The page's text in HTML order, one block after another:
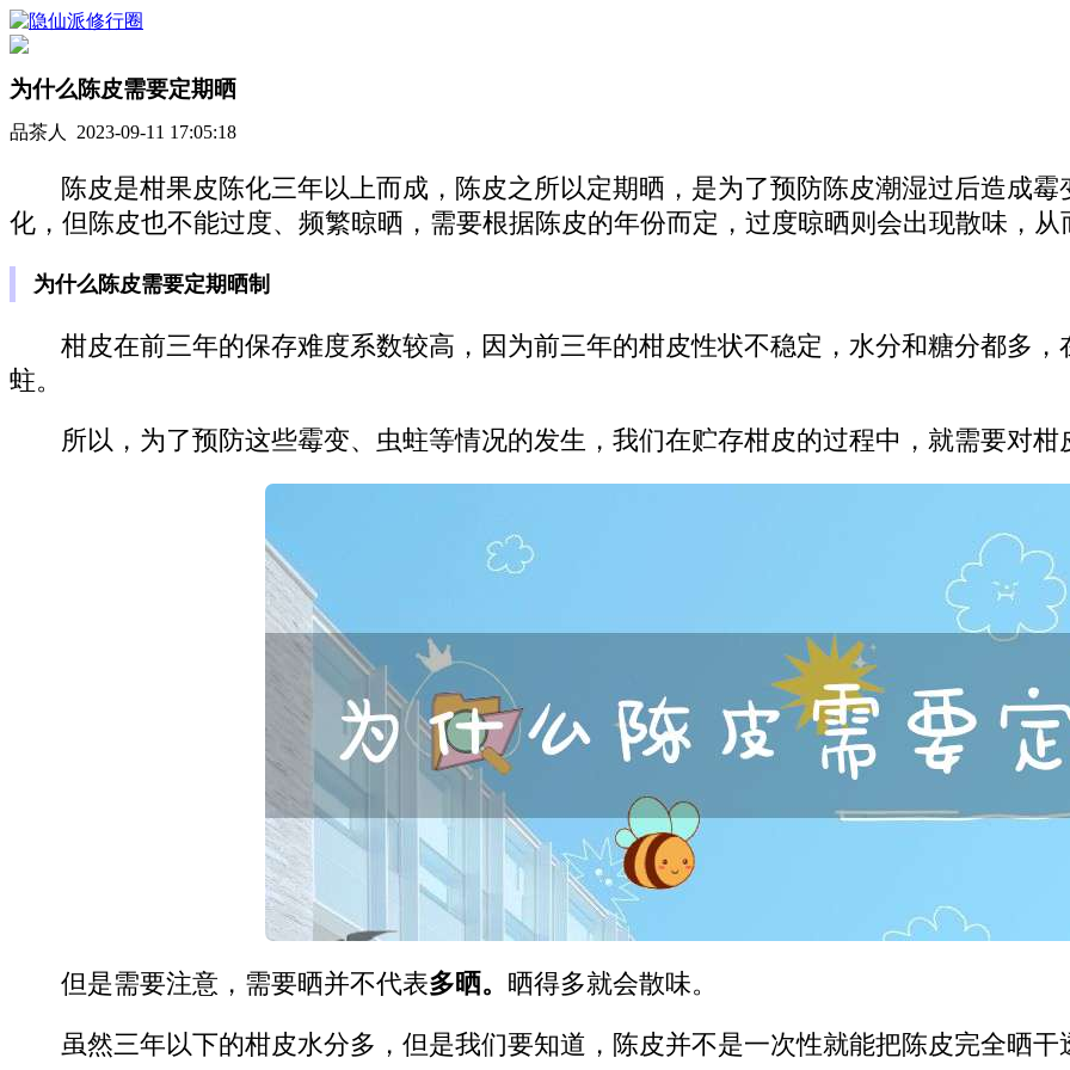
为什么陈皮需要定期晒
品茶人 2023-09-11 17:05:18
陈皮是柑果皮陈化三年以上而成，陈皮之所以定期晒，是为了预防陈皮潮湿过后造成
化，但陈皮也不能过度、频繁晾晒，需要根据陈皮的年份而定，过度晾晒则会出现散味，
为什么陈皮需要定期晒制
柑皮在前三年的保存难度系数较高，因为前三年的柑皮性状不稳定，水分和糖分都多
蛀。
所以，为了预防这些霉变、虫蛀等情况的发生，我们在贮存柑皮的过程中，就需要对
但是需要注意，需要晒并不代表多晒。 晒得多就会散味。
虽然三年以下的柑皮水分多，但是我们要知道，陈皮并不是一次性就能把陈皮完全晒干